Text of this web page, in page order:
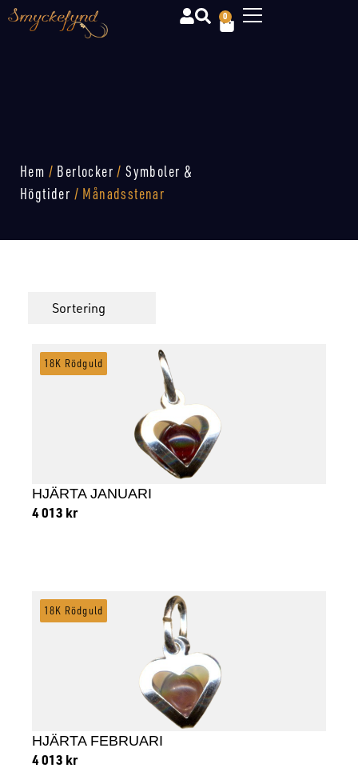
0
Hem / Berlocker /Symboler &
Högtider / Månadsstenar
HJÄRTA JANUARI
4 013 kr
18K Rödguld
HJÄRTA FEBRUARI
4 013 kr
18K Rödguld